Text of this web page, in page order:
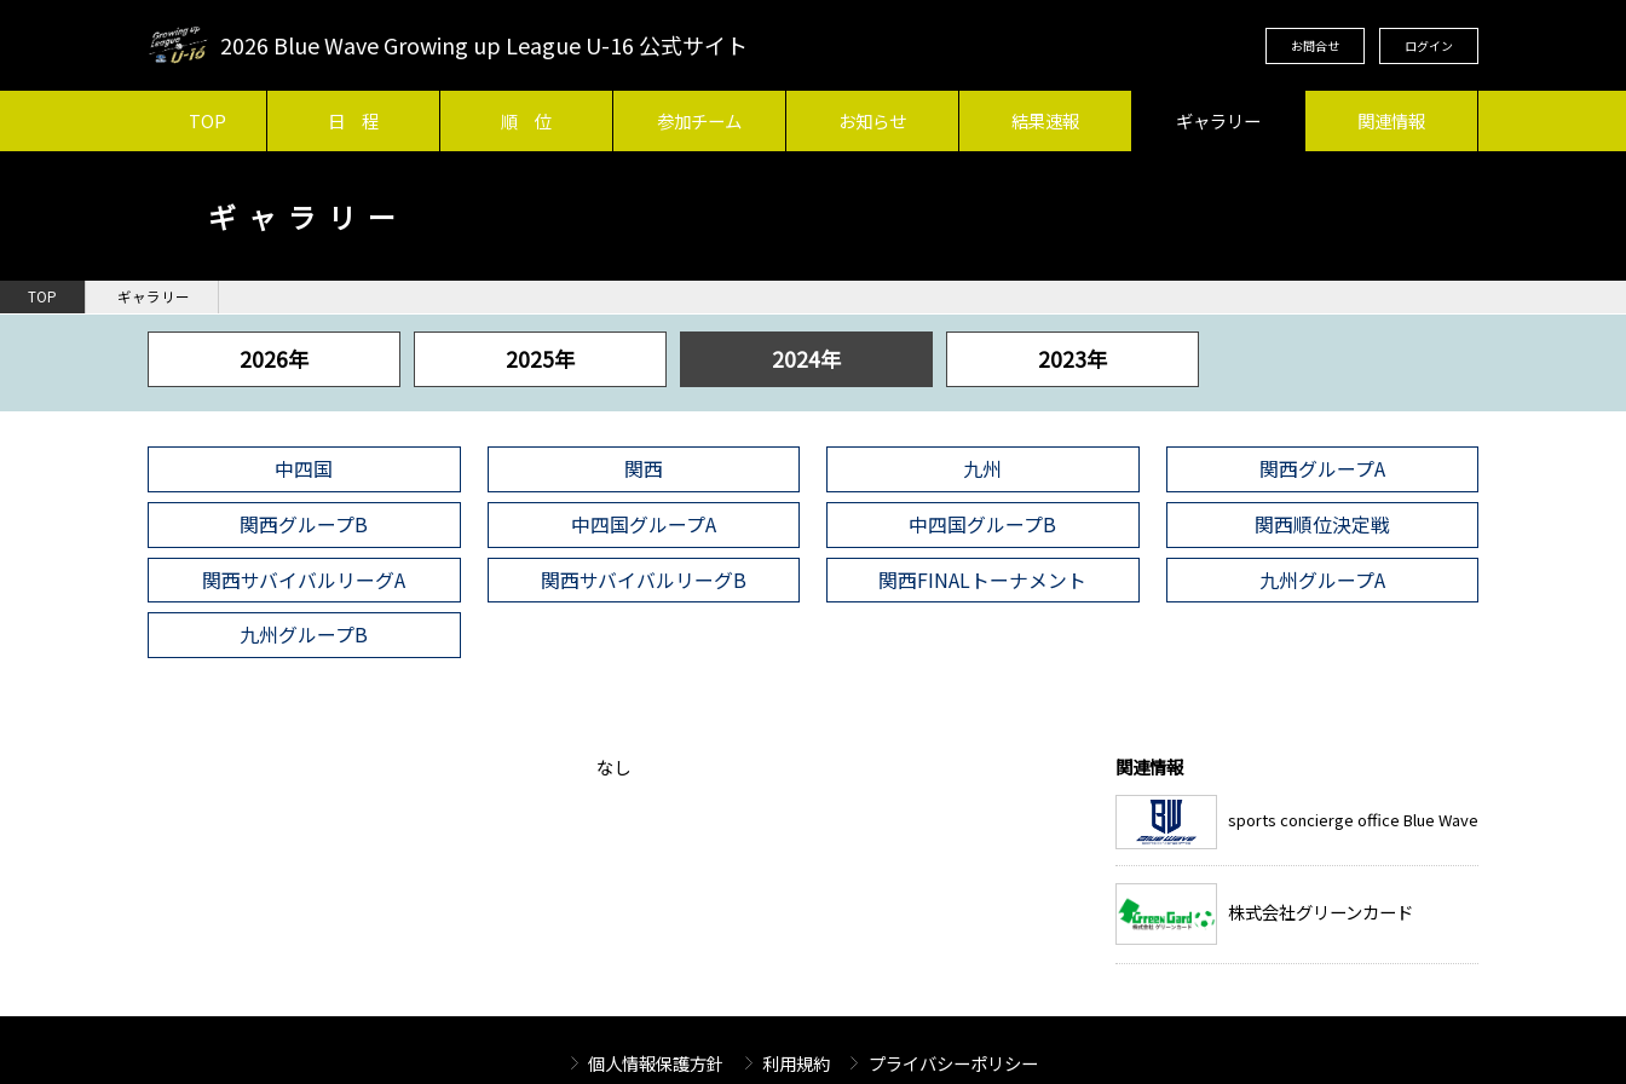
2026 Blue Wave Growing up League U-16 公式サイト お問合せ ログイン
TOP 日 程 順 位 参加チーム お知らせ 結果速報 ギャラリー 関連情報
ギャラリー
TOP ギャラリー
2026年 2025年 2024年 2023年
中四国 関西 九州
関西グループA
関西グループB
中四国グループA 中四国グループB
関西順位決定戦
関西サバイバルリーグA
関西サバイバルリーグB 関西FINALトーナメント
九州グループA
九州グループB
なし 関連情報
sports concierge office Blue Wave
株式会社グリーンカード
個人情報保護方針 利用規約 プライバシーポリシー